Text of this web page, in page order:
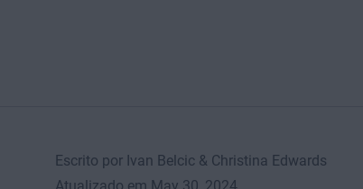
Escrito por Ivan Belcic & Christina Edwards